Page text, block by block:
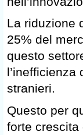
La riduzione
25% del
questo
stranieri.
Questo per
forte